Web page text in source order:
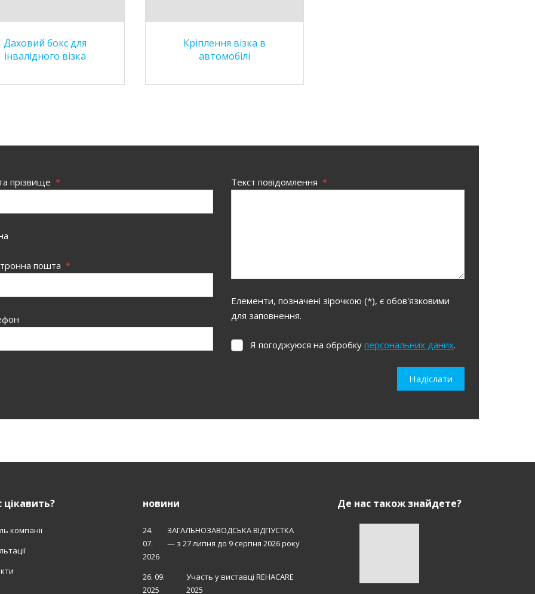
Даховий бокс для
інвалідного візка
Кріплення візка в
автомобілі
прізвище *
пошта *
Текст повідомлення *
Елементи, позначені зірочкою (*), є обов'язковими
для заповнення.
Я
Я погоджуюся на обробкуперсональних даних.
Надіслати
компанії
новини
24.
07.
2026
ЗАГАЛЬНОЗАВОДСЬКА ВІДПУСТКА
— з 27 липня до 9 серпня 2026 року
26. 09.
2025
Участь у виставці REHACARE
2025
Де нас також знайдете?